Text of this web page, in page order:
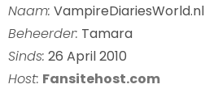
Naam: VampireDiariesWorld.nl
Beheerder: Tamara
Sinds: 26 April 2010
Host: Fansitehost.com